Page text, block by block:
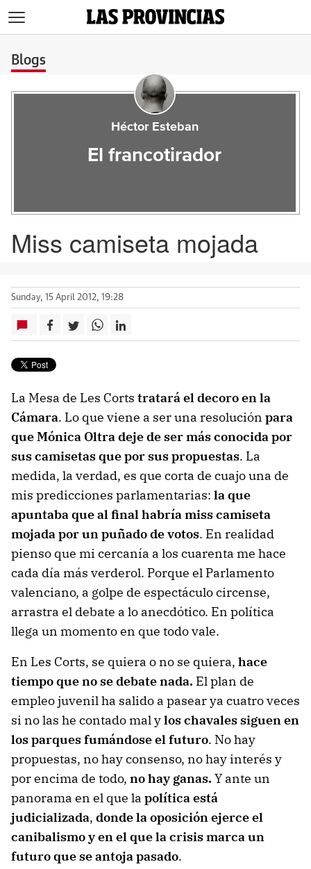
Blogs
Héctor Esteban
El francotirador
Miss camiseta mojada
Sunday, 15 April 2012, 19:28
La Mesa de Les Corts tratará el decoro en la
Cámara. Lo que viene a ser una resolución para
que Mónica Oltra deje de ser más conocida por
sus camisetas que por sus propuestas. La
medida, la verdad, es que corta de cuajo una de
mis predicciones parlamentarias: la que
apuntaba que al final habría miss camiseta
mojada por un puñado de votos. En realidad
pienso que mi cercanía a los cuarenta me hace
cada día más verderol. Porque el Parlamento
valenciano, a golpe de espectáculo circense,
arrastra el debate a lo anecdótico. En política
llega un momento en que todo vale.
En Les Corts, se quiera o no se quiera, hace
tiempo que no se debate nada. El plan de
empleo juvenil ha salido a pasear ya cuatro veces
si no las he contado mal ylos chavales siguen en
los parques fumándose el futuro. No hay
propuestas, no hay consenso, no hay interés y
por encima de todo, no hay ganas. Y ante un
panorama en el que la política está
judicializada, donde la oposición ejerce el
canibalismo y en el que la crisis marca un
futuro que se antoja pasado.